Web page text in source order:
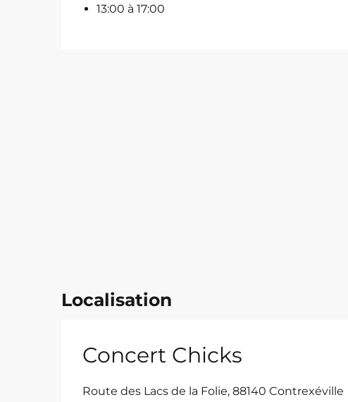
13:00 à 17:00
Localisation
Concert Chicks
Route des Lacs de la Folie, 88140 Contrexéville